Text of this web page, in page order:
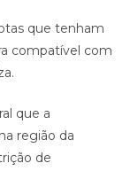
que tenham
compatível com
que a
região da
de